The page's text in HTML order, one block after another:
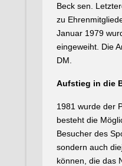
Beck sen.
zu
Januar 1979
eingeweiht. Die
DM.
Aufstieg in die
1981 wurde der
besteht die
Besucher des
sondern auch
können, die das